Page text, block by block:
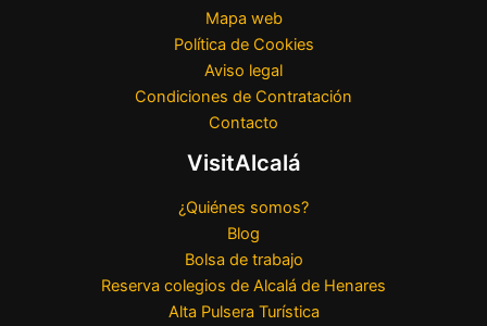
Mapa web
Política de Cookies
Aviso legal
Condiciones de Contratación
Contacto
VisitAlcalá
¿Quiénes somos?
Blog
Bolsa de trabajo
Reserva colegios de Alcalá de Henares
Alta Pulsera Turística